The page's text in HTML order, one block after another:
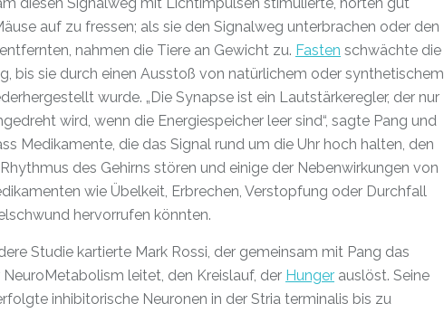
auf zu fressen; als sie den Signalweg unterbrachen oder den
nahmen die Tiere an Gewicht zu. Fasten schwächte die
bis sie durch einen Ausstoß von natürlichem oder synthetischem
wurde. „Die Synapse ist ein Lautstärkeregler, der nur
wird, wenn die Energiespeicher leer sind“, sagte Pang und
Medikamente, die das Signal rund um die Uhr hoch halten, den
des Gehirns stören und einige der Nebenwirkungen von
wie Übelkeit, Erbrechen, Verstopfung oder Durchfall
hervorrufen könnten.
Studie kartierte Mark Rossi, der gemeinsam mit Pang das
leitet, den Kreislauf, der Hunger auslöst. Seine
inhibitorische Neuronen in der Stria terminalis bis zu